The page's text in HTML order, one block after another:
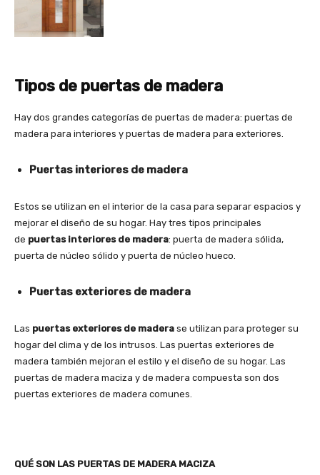
Tipos de puertas de madera
Hay dos grandes categorías de puertas de madera: puertas de
madera para interiores y puertas de madera para exteriores.
Puertas interiores de madera
Estos se utilizan en el interior de la casa para separar espacios y
mejorar el diseño de su hogar. Hay tres tipos principales
de puertas interiores de madera: puerta de madera sólida,
puerta de núcleo sólido y puerta de núcleo hueco.
Puertas exteriores de madera
Las puertas exteriores de madera se utilizan para proteger su
hogar del clima y de los intrusos. Las puertas exteriores de
madera también mejoran el estilo y el diseño de su hogar. Las
puertas de madera maciza y de madera compuesta son dos
puertas exteriores de madera comunes.
QUÉ SON LAS PUERTAS DE MADERA MACIZA